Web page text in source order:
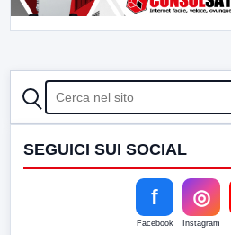
CERCA
SEGUICI SUI SOCIAL
f
Facebook
◎
Instagram